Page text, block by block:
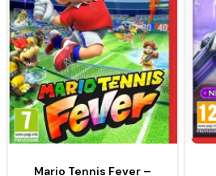
Mario Tennis Fever –